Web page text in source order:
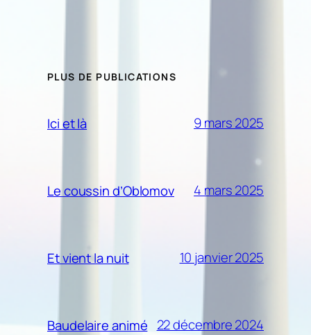
PLUS DE PUBLICATIONS
Ici et là 9 mars 2025
Le coussin d’Oblomov 4 mars 2025
Et vient la nuit 10 janvier 2025
Baudelaire animé 22 décembre 2024